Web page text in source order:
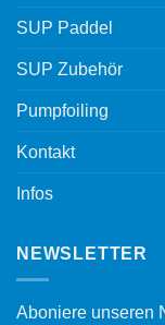
SUP Paddel
SUP Zubehör
Pumpfoiling
Kontakt
Infos
NEWSLETTER
Aboniere unseren